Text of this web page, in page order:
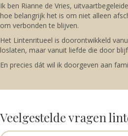
Ik ben Rianne de Vries,
hoe belangrijk het is om niet alleen
om verbonden te blijven.
Het Lintenritueel is doorontwikkeld
loslaten, maar vanuit liefde die door
En precies dát wil ik doorgeven aan
Veelgestelde vragen